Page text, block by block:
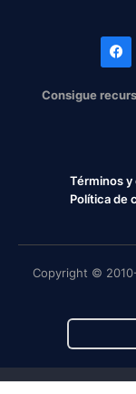
Consigue
Términos
Política de
Copyright ©